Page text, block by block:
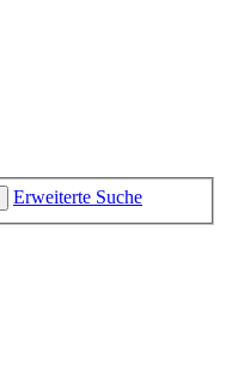
Erweiterte Suche